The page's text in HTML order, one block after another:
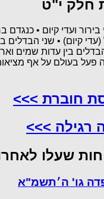
חלק י"ט
בירור ועדי קיום • כנגדם
קיום) • שני הבדלים
בין עדות שמים
בעולם על אף
חוברת >>>
רגילה >>>
שעלו
גו' ה׳תשמ"א